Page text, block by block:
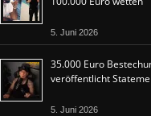
5. Juni 2026
35.000 Euro
veröffentlicht
5. Juni 2026